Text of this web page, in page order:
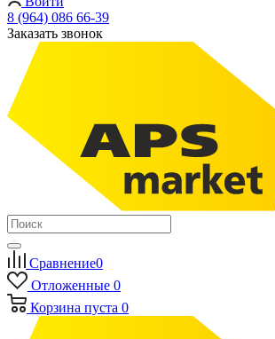
8 (964) 086 66-39
Заказать звонок
Сравнение0
Отложенные 0
Корзина пуста 0